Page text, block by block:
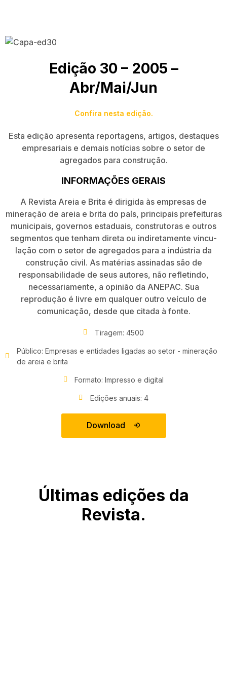
Edição 30 – 2005 –
Abr/Mai/Jun
Confira nesta edição.
Esta edição apresenta reportagens, artigos, destaques
empresariais e demais notícias sobre o setor de
agregados para construção.
INFORMAÇÕES GERAIS
A Revista Areia e Brita é dirigida às empresas de
mineração de areia e brita do país, principais prefeituras
municipais, governos estaduais, construtoras e outros
segmentos que tenham direta ou indiretamente vincu­
lação com o setor de agregados para a indústria da
construção civil. As matérias assinadas são de
responsabilidade de seus autores, não refletindo,
necessariamente, a opinião da ANEPAC. Sua
reprodução é livre em qualquer outro veículo de
comunicação, desde que citada à fonte.
Tiragem: 4500
Público: Empresas e entidades ligadas ao setor - mineração
de areia e brita
Formato: Impresso e digital
Edições anuais: 4
Download
Últimas edições da
Revista.